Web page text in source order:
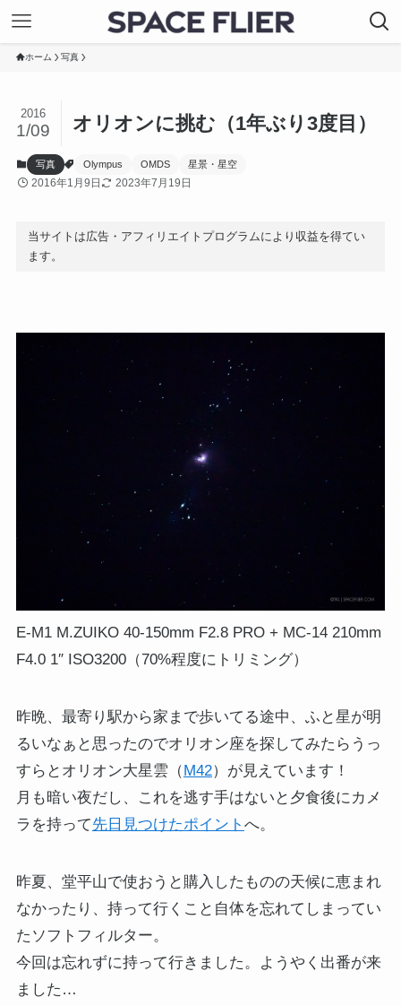
ホーム 写真
オリオンに挑む（1年ぶり3度目）
2016
1/09
写真 Olympus OMDS 星景・星空
2016年1月9日 2023年7月19日
当サイトは広告・アフィリエイトプログラムにより収益を得てい
ます。
E-M1 M.ZUIKO 40-150mm F2.8 PRO + MC-14 210mm
F4.0 1″ ISO3200（70%程度にトリミング）
昨晩、最寄り駅から家まで歩いてる途中、ふと星が明
るいなぁと思ったのでオリオン座を探してみたらうっ
すらとオリオン大星雲（M42）が見えています！
月も暗い夜だし、これを逃す手はないと夕食後にカメ
ラを持って先日見つけたポイント へ。
昨夏、堂平山で使おうと購入したものの天候に恵まれ
なかったり、持って行くこと自体を忘れてしまってい
たソフトフィルター。
今回は忘れずに持って行きました。ようやく出番が来
ました…